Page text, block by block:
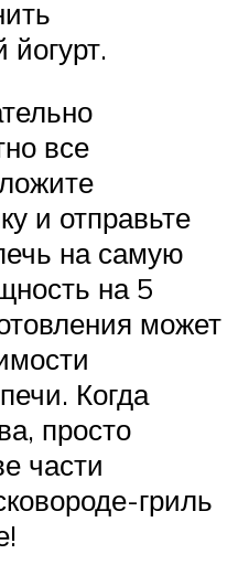
все
и отправьте
на самую
на 5
может
Когда
просто
части
гриль